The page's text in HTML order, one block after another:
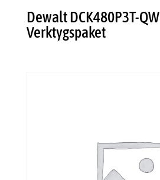
Dewalt DCK480P3T-QW
Verktygspaket